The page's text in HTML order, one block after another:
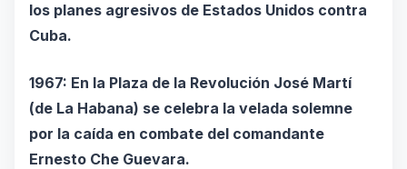
los planes agresivos de Estados Unidos contra
Cuba.
1967: En la Plaza de la Revolución José Martí
(de La Habana) se celebra la velada solemne
por la caída en combate del comandante
Ernesto Che Guevara.